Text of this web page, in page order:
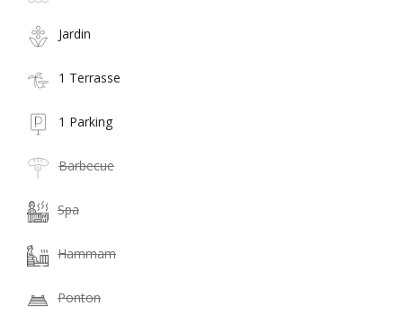
Jardin
1 Terrasse
1 Parking
Barbecue
Spa
Hammam
Ponton